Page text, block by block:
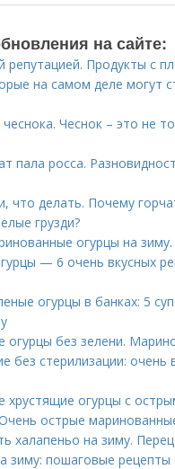
на сайте:
Продукты с
на самом деле могут
Чеснок – это не
пала росса.
что делать. Почему
грузди?
огурцы на
— 6 очень вкусных
огурцы в банках: 5
огурцы без зелени.
без стерилизации: очень
хрустящие огурцы с
острые
халапеньо на зиму.
зиму: пошаговые рецепты